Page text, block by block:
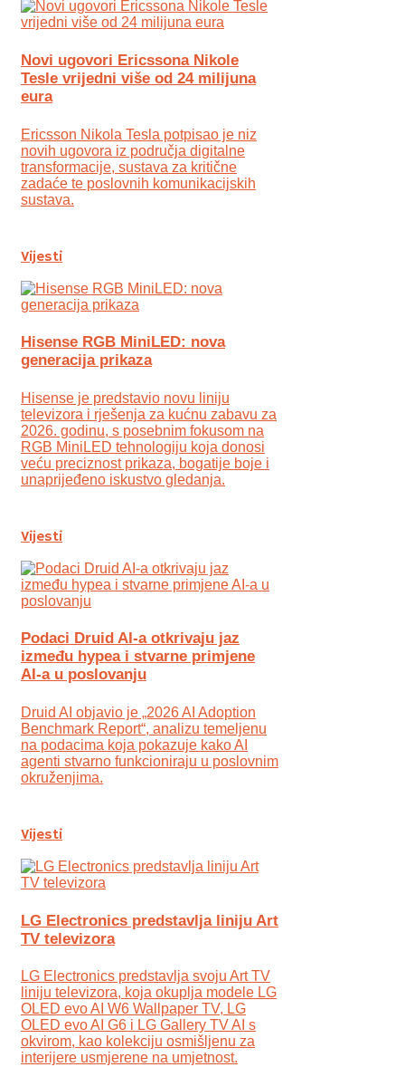
Novi ugovori Ericssona Nikole
Tesle vrijedni više od 24 milijuna
eura
Ericsson Nikola Tesla potpisao je niz
novih ugovora iz područja digitalne
transformacije, sustava za kritične
zadaće te poslovnih komunikacijskih
sustava.
Vijesti
Hisense RGB MiniLED: nova
generacija prikaza
Hisense je predstavio novu liniju
televizora i rješenja za kućnu zabavu za
2026. godinu, s posebnim fokusom na
RGB MiniLED tehnologiju koja donosi
veću preciznost prikaza, bogatije boje i
unaprijeđeno iskustvo gledanja.
Vijesti
Podaci Druid AI-a otkrivaju jaz
između hypea i stvarne primjene
AI-a u poslovanju
Druid AI objavio je „2026 AI Adoption
Benchmark Report“, analizu temeljenu
na podacima koja pokazuje kako AI
agenti stvarno funkcioniraju u poslovnim
okruženjima.
Vijesti
LG Electronics predstavlja liniju Art
TV televizora
LG Electronics predstavlja svoju Art TV
liniju televizora, koja okuplja modele LG
OLED evo AI W6 Wallpaper TV, LG
OLED evo AI G6 i LG Gallery TV AI s
okvirom, kao kolekciju osmišljenu za
interijere usmjerene na umjetnost.